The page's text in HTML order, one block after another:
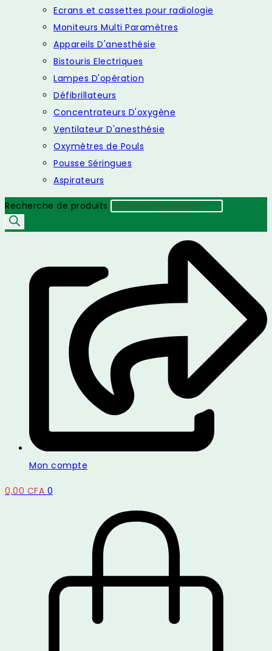
Ecrans et cassettes pour radiologie
Moniteurs Multi Paramètres
Appareils D'anesthésie
Bistouris Electriques
Lampes D'opération
Défibrillateurs
Concentrateurs D'oxygène
Ventilateur D'anesthésie
Oxymètres de Pouls
Pousse Séringues
Aspirateurs
Recherche de produits
Mon compte
0,00 CFA 0